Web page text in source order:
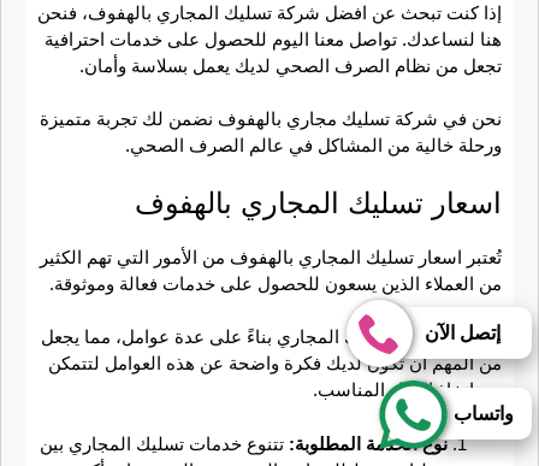
إذا كنت تبحث عن افضل شركة تسليك المجاري بالهفوف، فنحن
هنا لنساعدك. تواصل معنا اليوم للحصول على خدمات احترافية
تجعل من نظام الصرف الصحي لديك يعمل بسلاسة وأمان.
نحن في شركة تسليك مجاري بالهفوف نضمن لك تجربة متميزة
ورحلة خالية من المشاكل في عالم الصرف الصحي.
اسعار تسليك المجاري بالهفوف
تُعتبر اسعار تسليك المجاري بالهفوف من الأمور التي تهم الكثير
من العملاء الذين يسعون للحصول على خدمات فعالة وموثوقة.
تختلف تكاليف تسليك المجاري بناءً على عدة عوامل، مما يجعل
من المهم أن تكون لديك فكرة واضحة عن هذه العوامل لتتمكن
من اتخاذ القرار المناسب.
نوع الخدمة المطلوبة: تتنوع خدمات تسليك المجاري بين
إتصل الآن
واتساب